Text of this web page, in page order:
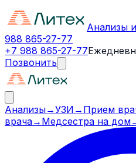
Анализы
988 865-27-77
+7 988 865-27-77
Позвонить
Анализы→УЗИ → Прием
врача→ Медсестра на дом